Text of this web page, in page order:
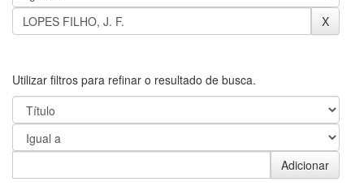
Utilizar filtros para refinar o resultado de busca.